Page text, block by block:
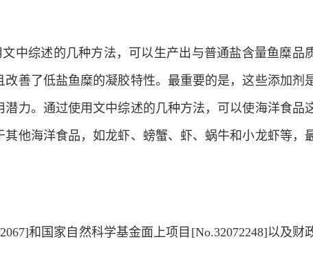
中综述的几种方法，可以生产出与普通盐含量鱼糜品
善了低盐鱼糜的凝胶特性。最重要的是，这些添加剂
力。通过使用文中综述的几种方法，可以使海洋食品
他海洋食品，如龙虾、螃蟹、虾、蜗牛和小龙虾等，
和国家自然科学基金面上项目[No.32072248]以及财